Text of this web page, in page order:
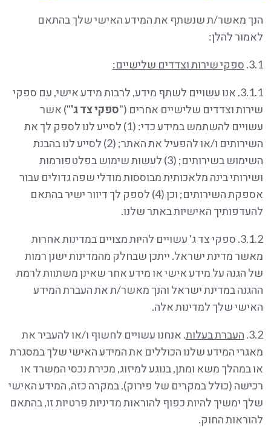
הנך מאשר/ת שנשתף את המידע האישי שלך בהתאם
לאמור להלן:
3.1. ספקי שירות וצדדים שלישיים:
3.1.1. אנו עשויים לשתף מידע, לרבות מידע אישי, עם ספקי
שירות וצדדים שלישיים אחרים ("ספקי צד ג'") אשר
עשויים להשתמש במידע כדי: (1) לסייע לנו לספק לך את
השירותים ו/או להפעיל את האתר; (2) לסייע לנו בהבנת
השימוש בשירותים; (3) לעשות שימוש בפלטפורמות
ושירותי בינה מלאכותית מבוססות מודלי שפה גדולים עבור
אספקת השירותים; וכן (4) לספק לך דיוור ישיר בהתאם
להעדפותיך האישיות באתר שלנו.
3.1.2. ספקי צד ג' עשויים להיות מצויים במדינות אחרות
מאשר מדינת ישראל. ייתכן שבחלק מהמדינות ישנן רמות
של הגנה על מידע אישי או מידע אחר שאינן משתוות לרמת
ההגנה במדינת ישראל והנך מאשר/ת את העברת המידע
האישי שלך למדינות אלה.
3.2. העברת בעלות. אנחנו עשויים לחשוף ו/או להעביר את
מאגרי המידע שלנו הכוללים את המידע האישי שלך במסגרת
או במהלך משא ומתן, בנוגע למיזוג, מכירת נכסי המשרד או
רכישה (כולל במקרים של פירוק). במקרה כזה, המידע האישי
שלך ימשיך להיות כפוף להוראות מדיניות פרטיות זו, בהתאם
להוראות החוק.